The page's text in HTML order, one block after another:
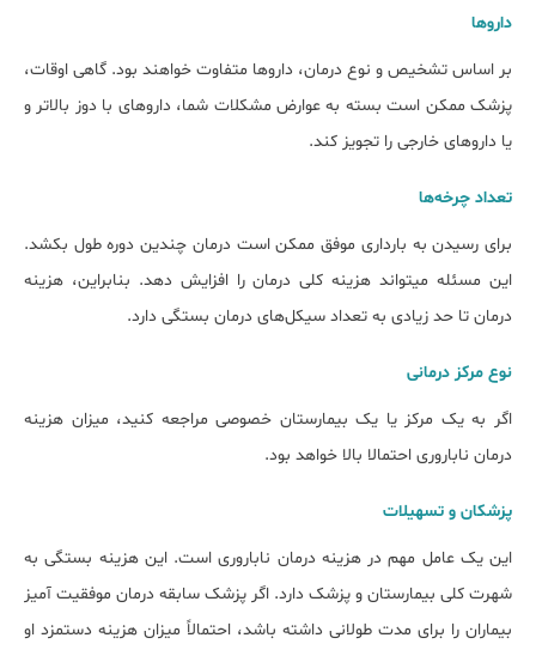
داروها
بر اساس تشخیص و نوع درمان، داروها متفاوت خواهند بود. گاهی اوقات،
پزشک ممکن است بسته به عوارض مشکلات شما، داروهای با دوز بالاتر و
یا داروهای خارجی را تجویز کند.
تعداد چرخه‌ها
برای رسیدن به بارداری موفق ممکن است درمان چندین دوره طول بکشد.
این مسئله می‎تواند هزینه کلی درمان را افزایش دهد. بنابراین، هزینه
درمان تا حد زیادی به تعداد سیکل‎‌های درمان بستگی دارد.
نوع مرکز درمانی
اگر به یک مرکز یا یک بیمارستان خصوصی مراجعه کنید، میزان هزینه
درمان ناباروری احتمالا بالا خواهد بود.
پزشکان و تسهیلات
این یک عامل مهم در هزینه درمان ناباروری است. این هزینه بستگی به
شهرت کلی بیمارستان و پزشک دارد. اگر پزشک سابقه درمان موفقیت آمیز
بیماران را برای مدت طولانی داشته باشد، احتمالاً میزان هزینه دستمزد او